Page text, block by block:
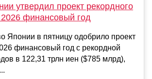
утвердил проект рекордного
финансовый год
Японии в пятницу одобрило проект
финансовый год с рекордной
в 122,31 трлн иен ($785 млрд),